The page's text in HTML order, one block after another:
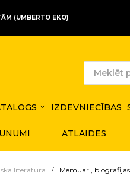
(UMBERTO EKO)
IZDEVNIECĪBAS
ATLAIDES
literatūra Memuāri, biogrāfijas